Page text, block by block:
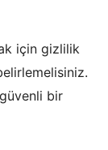
için gizlilik
bir